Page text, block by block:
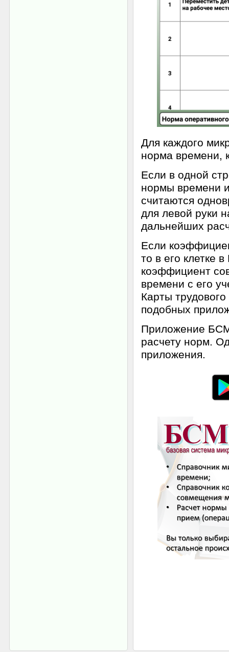
Для каждого
норма времени,
Если в одной
нормы времени
считаются
для левой руки
дальнейших
Если
то в его клетке
коэффициент
времени с его
Карты
подобных
Приложение
расчету норм.
приложения.